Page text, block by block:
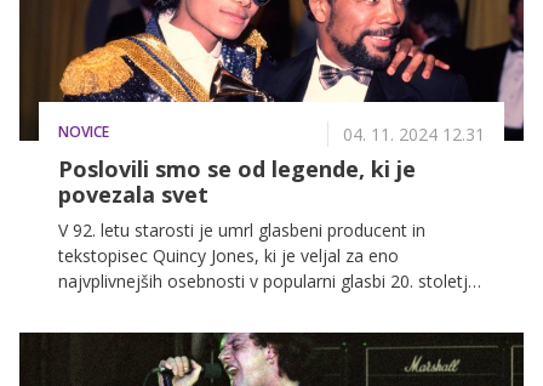
NOVICE 04. 11. 2024 12.31
Poslovili smo se od legende, ki je
povezala svet
V 92. letu starosti je umrl glasbeni producent in
tekstopisec Quincy Jones, ki je veljal za eno
najvplivnejših osebnosti v popularni glasbi 20. stoletja.
albuma Thriller Michaela Jacksona. Bil je tudi eden od
producentov kultne pesmi We Are the World iz leta